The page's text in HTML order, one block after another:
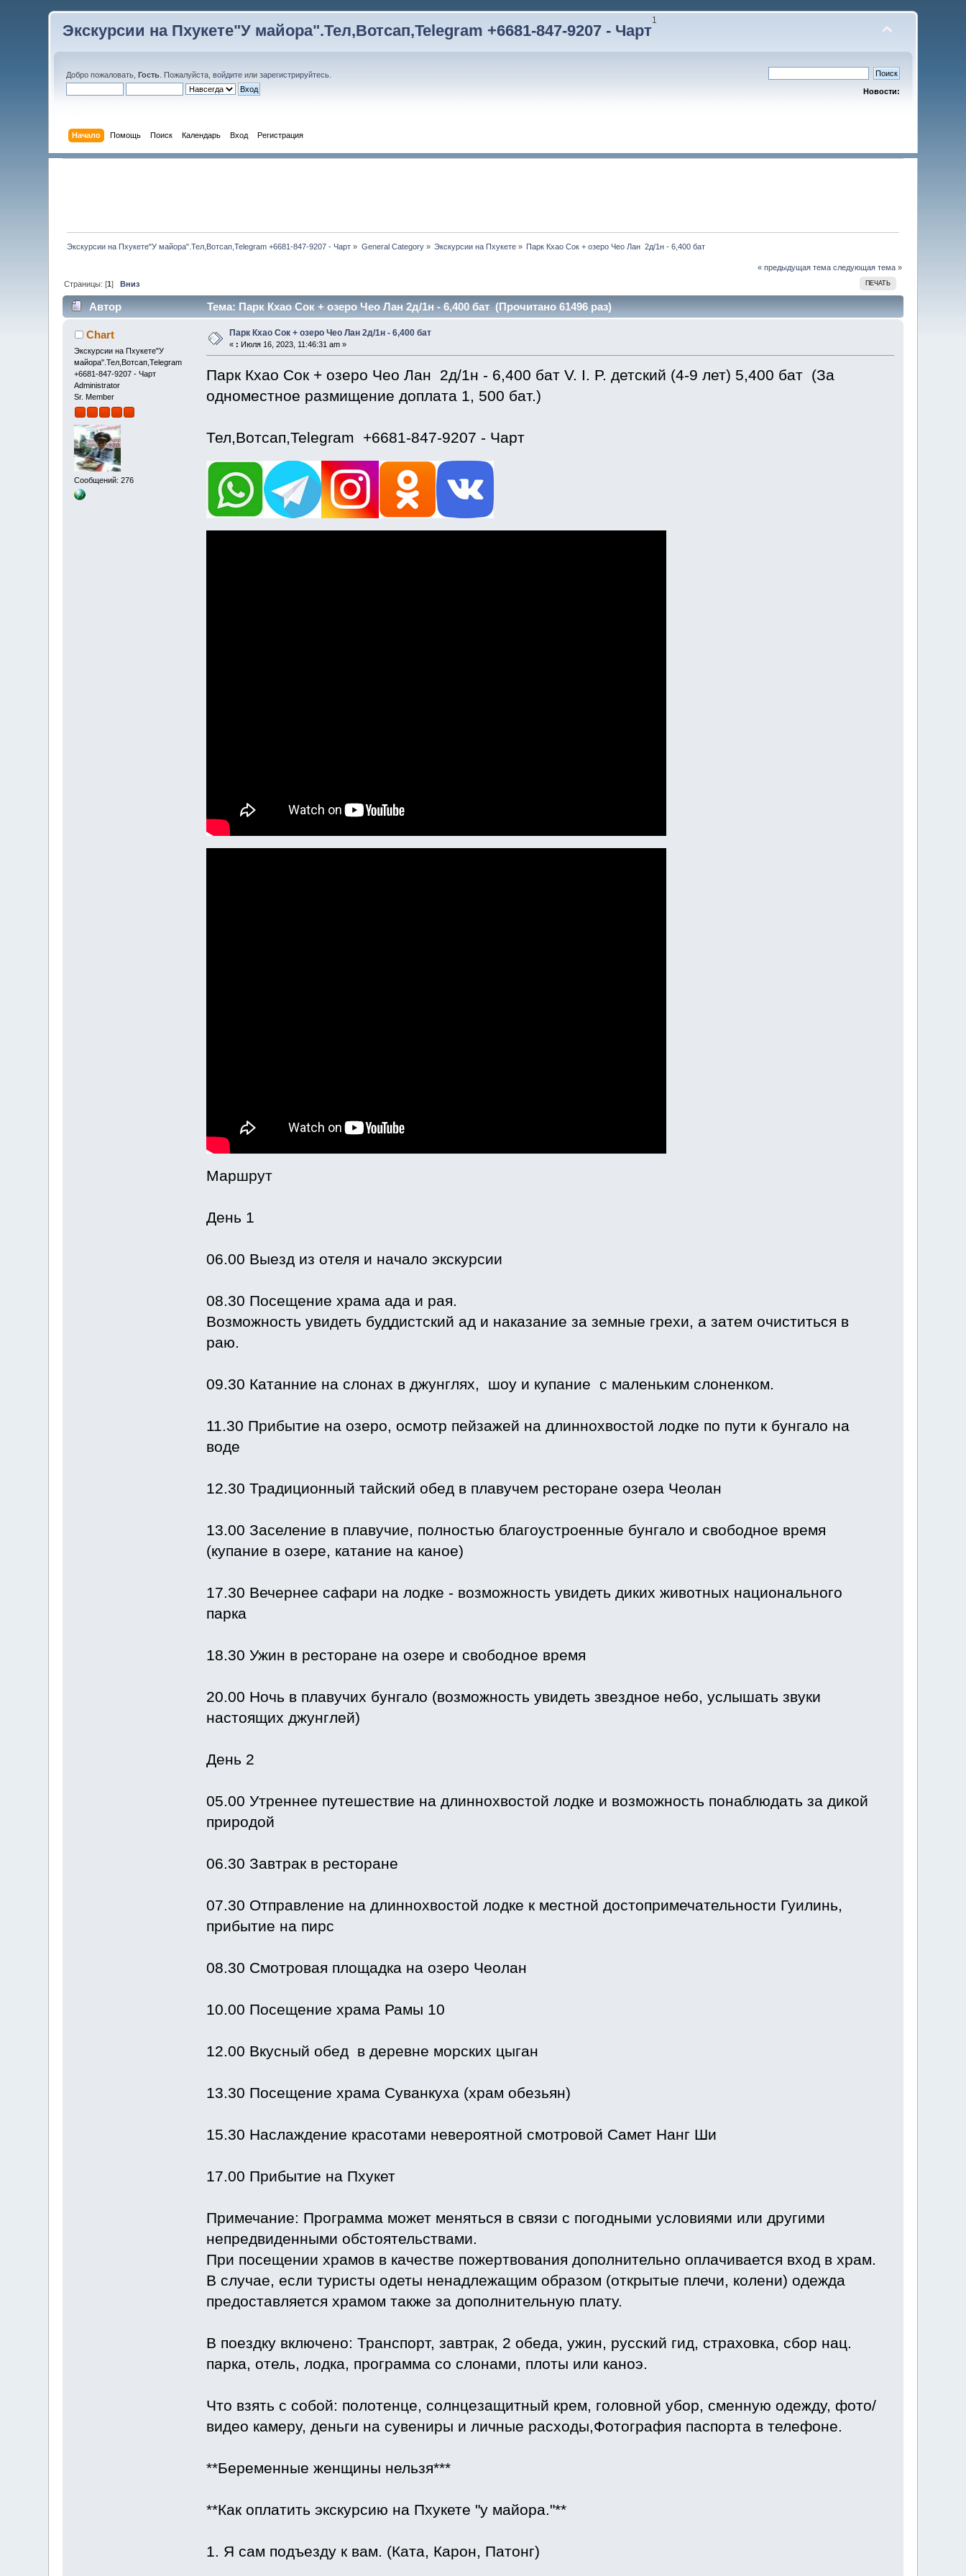
Экскурсии на Пхукете"У майора".Тел,Вотсап,Telegram +6681-847-9207 - Чарт
1
Добро пожаловать,Гость . Пожалуйста,войдите илизарегистрируйтесь
Новости:
Начало Помощь Поиск Календарь Вход Регистрация
Экскурсии на Пхукете"У майора".Тел,Вотсап,Telegram +6681-847-9207 - Чарт » General Category» Экскурсии на Пхукете » Парк Кхао Сок + озеро Чео Лан  2д/1н - 6,400 бат
« предыдущая тема следующая тема »
ПЕЧАТЬ
Страницы: [1]Вниз
Автор Тема: Парк Кхао Сок + озеро Чео Лан 2д/1н - 6,400 бат (Прочитано 61496 раз)
Chart
Экскурсии на Пхукете"У
майора".Тел,Вотсап,Telegram
+6681-847-9207 - Чарт
Administrator
Sr. Member
Сообщений: 276
Парк Кхао Сок + озеро Чео Лан 2д/1н - 6,400 бат
« : Июля 16, 2023, 11:46:31 am »
Парк Кхао Сок + озеро Чео Лан 2д/1н - 6,400 бат V. I. P. детский (4-9 лет) 5,400 бат (За
одноместное размищение доплата 1, 500 бат.)
Тел,Вотсап,Telegram +6681-847-9207 - Чарт
Маршрут
День 1
06.00 Выезд из отеля и начало экскурсии
08.30 Посещение храма ада и рая.
Возможность увидеть буддистский ад и наказание за земные грехи, а затем очиститься в
раю.
09.30 Катанние на слонах в джунглях, шоу и купание с маленьким слоненком.
11.30 Прибытие на озеро, осмотр пейзажей на длиннохвостой лодке по пути к бунгало на
воде
12.30 Традиционный тайский обед в плавучем ресторане озера Чеолан
13.00 Заселение в плавучие, полностью благоустроенные бунгало и свободное время
(купание в озере, катание на каное)
17.30 Вечернее сафари на лодке - возможность увидеть диких животных национального
парка
18.30 Ужин в ресторане на озере и свободное время
20.00 Ночь в плавучих бунгало (возможность увидеть звездное небо, услышать звуки
настоящих джунглей)
День 2
05.00 Утреннее путешествие на длиннохвостой лодке и возможность понаблюдать за дикой
природой
06.30 Завтрак в ресторане
07.30 Отправление на длиннохвостой лодке к местной достопримечательности Гуилинь,
прибытие на пирс
08.30 Смотровая площадка на озеро Чеолан
10.00 Посещение храма Рамы 10
12.00 Вкусный обед в деревне морских цыган
13.30 Посещение храма Суванкуха (храм обезьян)
15.30 Наслаждение красотами невероятной смотровой Самет Нанг Ши
17.00 Прибытие на Пхукет
Примечание: Программа может меняться в связи с погодными условиями или другими
непредвиденными обстоятельствами.
При посещении храмов в качестве пожертвования дополнительно оплачивается вход в храм.
В случае, если туристы одеты ненадлежащим образом (открытые плечи, колени) одежда
предоставляется храмом также за дополнительную плату.
В поездку включено: Транспорт, завтрак, 2 обеда, ужин, русский гид, страховка, сбор нац.
парка, отель, лодка, программа со слонами, плоты или каноэ.
Что взять с собой: полотенце, солнцезащитный крем, головной убор, сменную одежду, фото/
видео камеру, деньги на сувениры и личные расходы,Фотография паспорта в телефоне.
**Беременные женщины нельзя***
**Как оплатить экскурсию на Пхукете "у майора."**
1. Я сам подъезду к вам. (Ката, Карон, Патонг)